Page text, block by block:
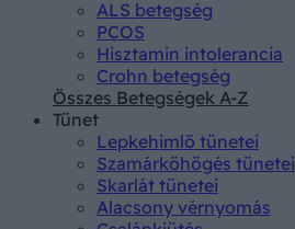
ALS betegség
PCOS
Hisztamin intolerancia
Crohn betegség
Összes Betegségek A-Z
Tünet
Lepkehimlő tünetei
Szamárköhögés tünetei
Skarlát tünetei
Alacsony vérnyomás